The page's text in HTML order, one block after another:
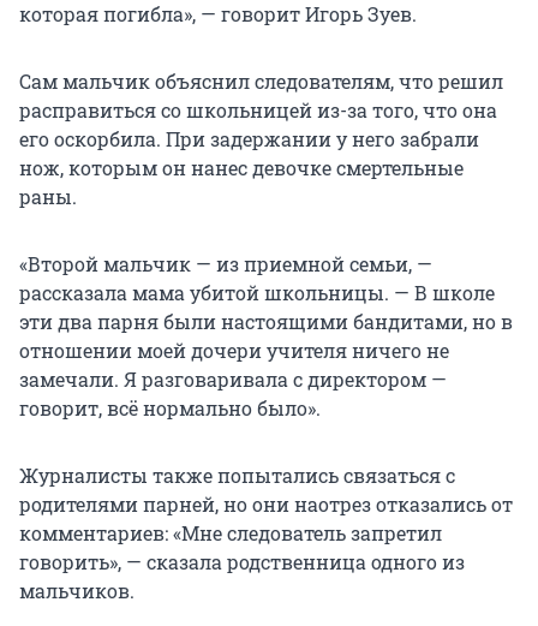
которая погибла», — говорит Игорь Зуев.
Сам мальчик объяснил следователям, что решил
расправиться со школьницей из-за того, что она
его оскорбила. При задержании у него забрали
нож, которым он нанес девочке смертельные
раны.
«Второй мальчик — из приемной семьи, —
рассказала мама убитой школьницы. — В школе
эти два парня были настоящими бандитами, но в
отношении моей дочери учителя ничего не
замечали. Я разговаривала с директором —
говорит, всё нормально было».
Журналисты также попытались связаться с
родителями парней, но они наотрез отказались от
комментариев: «Мне следователь запретил
говорить», — сказала родственница одного из
мальчиков.